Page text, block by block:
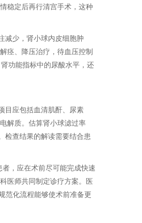
稳定后再行清宫手术，这种
减少，肾小球内皮细胞肿
痉、降压治疗，待血压控制
功能指标中的尿酸水平，还
目应包括血清肌酐、尿素
解质。估算肾小球滤过率
检查结果的解读需要结合患
，应在术前尽可能完成快速
医师共同制定诊疗方案。医
范化流程能够使术前准备更